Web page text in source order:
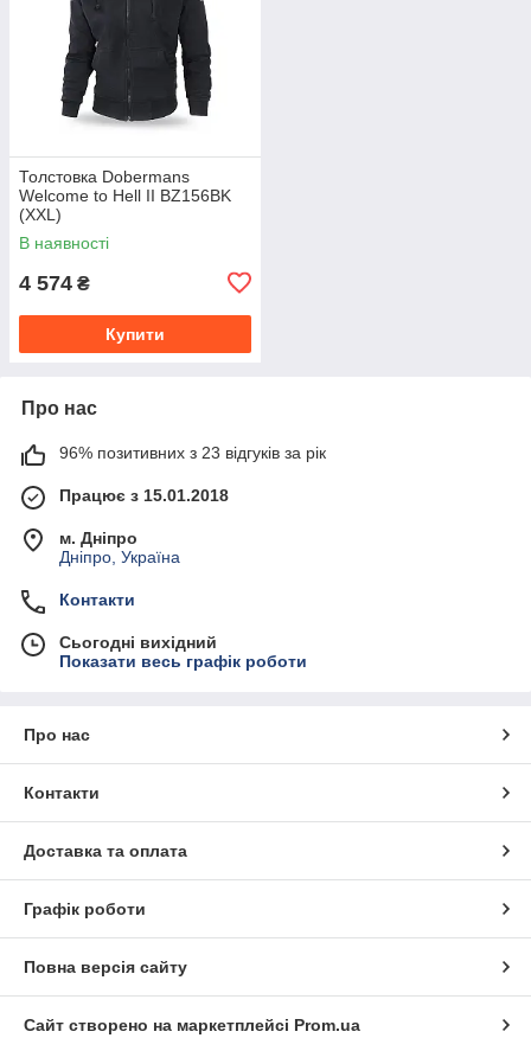
Толстовка Dobermans
Welcome to Hell II BZ156BK
(XXL)
В наявності
4 574 ₴
Купити
Про нас
96% позитивних з 23 відгуків за рік
Працює з 15.01.2018
м. Дніпро
Дніпро, Україна
Контакти
Сьогодні вихідний
Показати весь графік роботи
Про нас
Контакти
Доставка та оплата
Графік роботи
Повна версія сайту
Сайт створено на маркетплейсі Prom.ua